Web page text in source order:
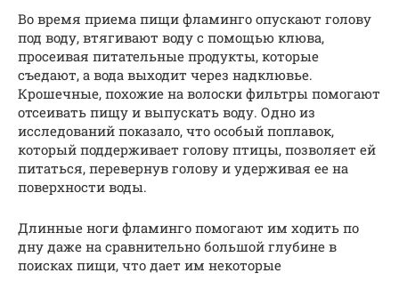
Во время приема пищи фламинго опускают голову
под воду, втягивают воду с помощью клюва,
просеивая питательные продукты, которые
съедают, а вода выходит через надклювье.
Крошечные, похожие на волоски фильтры помогают
отсеивать пищу и выпускать воду. Одно из
исследований показало, что особый поплавок,
который поддерживает голову птицы, позволяет ей
питаться, перевернув голову и удерживая ее на
поверхности воды.
Длинные ноги фламинго помогают им ходить по
дну даже на сравнительно большой глубине в
поисках пищи, что дает им некоторые